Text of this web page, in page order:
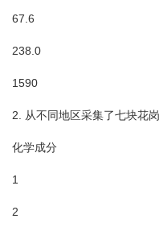
67.6
238.0
1590
2. 从不同地区采集了七块花
化学成分
1
2